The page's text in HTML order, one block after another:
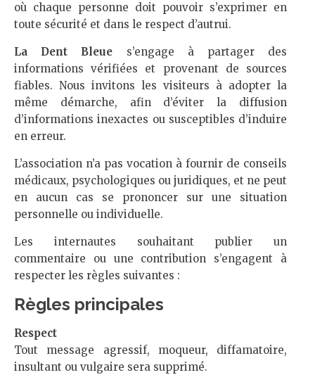
où chaque personne doit pouvoir s’exprimer en
toute sécurité et dans le respect d’autrui.
La Dent Bleue s’engage à partager des
informations vérifiées et provenant de sources
fiables. Nous invitons les visiteurs à adopter la
même démarche, afin d’éviter la diffusion
d’informations inexactes ou susceptibles d’induire
en erreur.
L’association n’a pas vocation à fournir de conseils
médicaux, psychologiques ou juridiques, et ne peut
en aucun cas se prononcer sur une situation
personnelle ou individuelle.
Les internautes souhaitant publier un
commentaire ou une contribution s’engagent à
respecter les règles suivantes :
Règles principales
Respect
Tout message agressif, moqueur, diffamatoire,
insultant ou vulgaire sera supprimé.